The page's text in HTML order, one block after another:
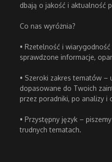
dbają o jakość i aktualność
Co nas wyróżnia?
• Rzetelność i
sprawdzone informacje,
• Szeroki zakres tematów –
dopasowane do Twoich
przez poradniki, po analizy i
• Przystępny język –
trudnych tematach.